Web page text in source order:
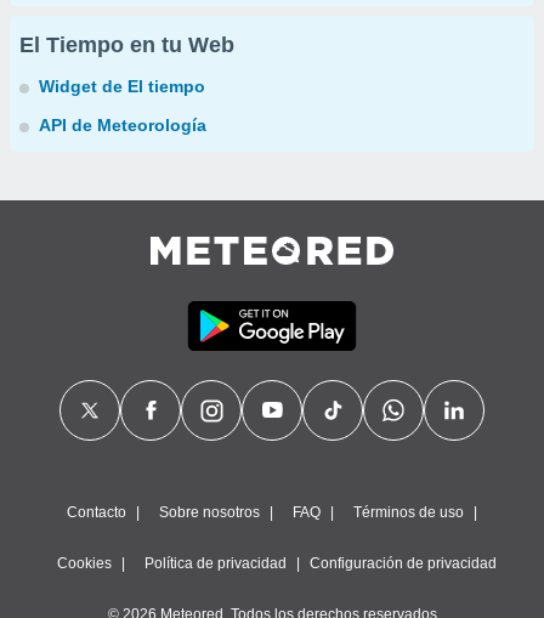
El Tiempo en tu Web
Widget de El tiempo
API de Meteorología
Contacto Sobre nosotros FAQ Términos de uso
Cookies Política de privacidad Configuración de privacidad
© 2026 Meteored. Todos los derechos reservados